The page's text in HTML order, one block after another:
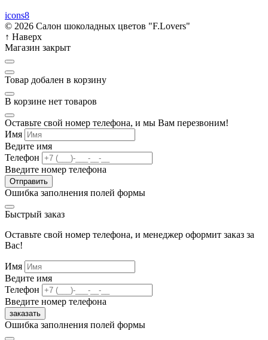
icons8
© 2026 Салон шоколадных цветов "F.Lovers"
↑ Наверх
Магазин закрыт
Товар добален в корзину
В корзине нет товаров
Оставьте свой номер телефона, и мы Вам перезвоним!
Имя
Ведите имя
Телефон
Введите номер телефона
Отправить
Ошибка заполнения полей формы
Быстрый заказ
Оставьте свой номер телефона, и менеджер оформит заказ за
Вас!
Имя
Ведите имя
Телефон
Введите номер телефона
заказать
Ошибка заполнения полей формы